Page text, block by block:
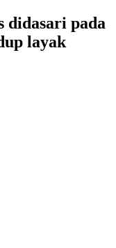
didasari pada
layak